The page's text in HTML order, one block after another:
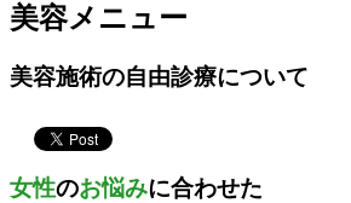
美容メニュー
美容施術の自由診療について
女性のお悩みに合わせた